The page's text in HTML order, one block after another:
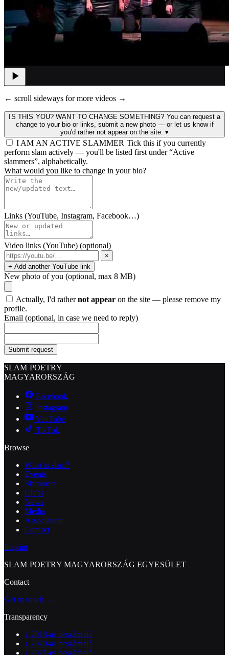
← scroll sideways for more videos →
IS THIS YOU? WANT TO CHANGE SOMETHING? You can request a
change to your bio or links, submit a new photo — or let us know if
you'd rather not appear on the site. ▾
I AM AN ACTIVE SLAMMER Tick this if you currently
perform slam actively — you'll be listed first under “Active
slammers”, alphabetically.
What would you like to change in your bio?
Links (YouTube, Instagram, Facebook…)
Video links (YouTube) (optional)
×
+ Add another YouTube link
New photo of you (optional, max 8 MB)
Actually, I'd rathernot appear on the site — please remove my
profile.
Email (optional, in case we need to reply)
Submit request
SLAM POETRY
MAGYARORSZÁG
Facebook
Instagram
YouTube
TikTok
Browse
What is slam?
Events
Slammers
Clubs
News
Media
Association
Contact
Imprint
SLAM POETRY MAGYARORSZÁG EGYESÜLET
Contact
Get in touch →
Transparency
↓ 2018-as beszámoló
↓ 2020-as beszámoló
↓ 2021-es beszámoló